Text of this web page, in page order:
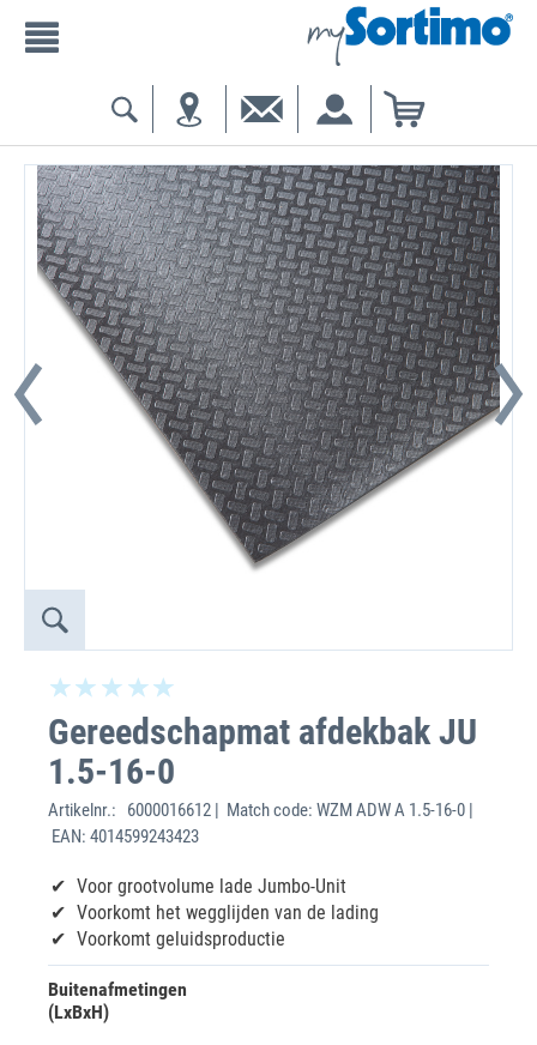
Gereedschapmat afdekbak JU
1.5-16-0
Artikelnr.:
6000016612 | Match code: WZM ADW A 1.5-16-0 |
EAN: 4014599243423
Voor grootvolume lade Jumbo-Unit
Voorkomt het wegglijden van de lading
Voorkomt geluidsproductie
Buitenafmetingen
(LxBxH)